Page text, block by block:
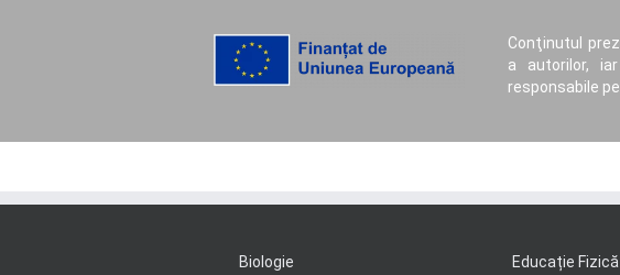
Conţinutul
a autorilor,
responsabile
Biologie Educație